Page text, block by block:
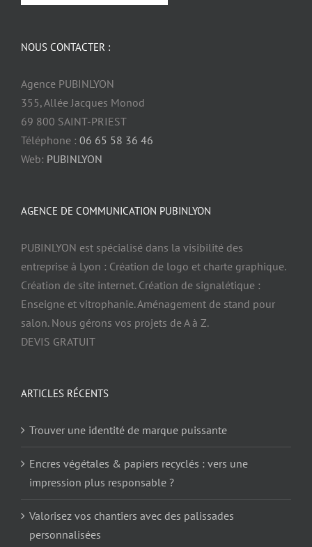
NOUS CONTACTER :
Agence PUBINLYON
355, Allée Jacques Monod
69 800 SAINT-PRIEST
Téléphone : 06 65 58 36 46
Web: PUBINLYON
AGENCE DE COMMUNICATION PUBINLYON
PUBINLYON est spécialisé dans la visibilité des
entreprise à Lyon : Création de logo et charte graphique.
Création de site internet. Création de signalétique :
Enseigne et vitrophanie. Aménagement de stand pour
salon. Nous gérons vos projets de A à Z.
DEVIS GRATUIT
ARTICLES RÉCENTS
Trouver une identité de marque puissante
Encres végétales & papiers recyclés : vers une
impression plus responsable ?
Valorisez vos chantiers avec des palissades
personnalisées